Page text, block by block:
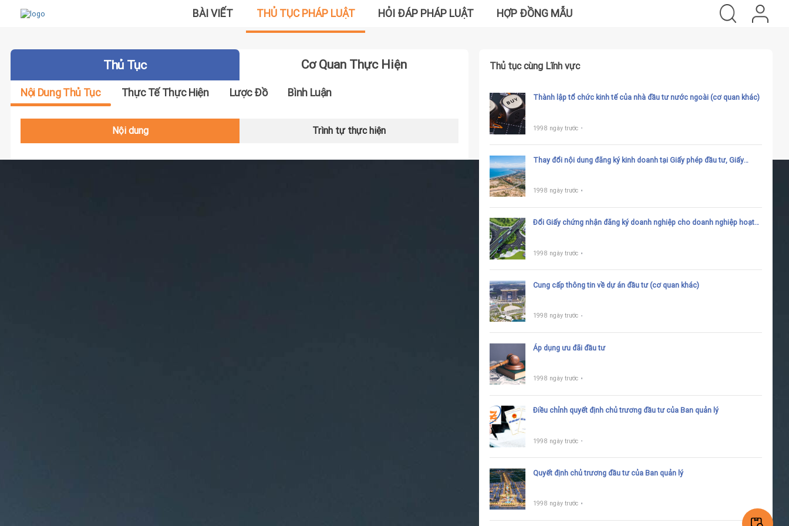
BÀI VIẾT THỦ TỤC PHÁP LUẬT HỎI ĐÁP PHÁP LUẬT HỢP ĐỒNG MẪU
Thủ Tục Cơ Quan Thực Hiện
Nội Dung Thủ Tục Thực Tế Thực Hiện Lược Đồ Bình Luận
Nội dung Trình tự thực hiện
Thủ tục cùng Lĩnh vực
Thành lập tổ chức kinh tế của nhà đầu tư nước ngoài (cơ quan khác)
1998 ngày trước
Thay đổi nội dung đăng ký kinh doanh tại Giấy phép đầu tư, Giấy
1998 ngày trước
Đổi Giấy chứng nhận đăng ký doanh nghiệp cho doanh nghiệp hoạt
pháp lý tương đương
1998 ngày trước
Cung cấp thông tin về dự án đầu tư (cơ quan khác)
1998 ngày trước
Áp dụng ưu đãi đầu tư
1998 ngày trước
Điều chỉnh quyết định chủ trương đầu tư của Ban quản lý
1998 ngày trước
Quyết định chủ trương đầu tư của Ban quản lý
1998 ngày trước